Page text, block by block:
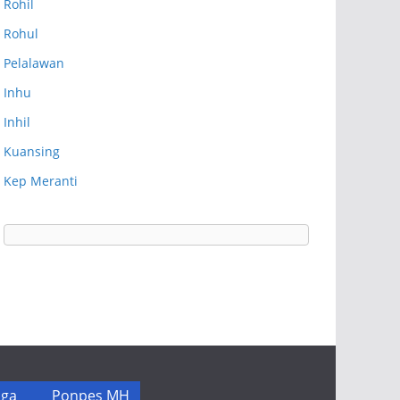
Rohil
Rohul
Pelalawan
Inhu
Inhil
Kuansing
Kep Meranti
Ponpes MH